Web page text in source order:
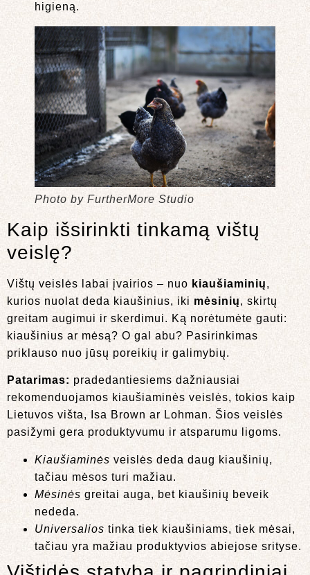
higieną.
Photo by FurtherMore Studio
Kaip išsirinkti tinkamą vištų
veislę?
Vištų veislės labai įvairios – nuo kiaušiaminių,
kurios nuolat deda kiaušinius, iki mėsinių, skirtų
greitam augimui ir skerdimui. Ką norėtumėte gauti:
kiaušinius ar mėsą? O gal abu? Pasirinkimas
priklauso nuo jūsų poreikių ir galimybių.
Patarimas: pradedantiesiems dažniausiai
rekomenduojamos kiaušiaminės veislės, tokios kaip
Lietuvos višta, Isa Brown ar Lohman. Šios veislės
pasižymi gera produktyvumu ir atsparumu ligoms.
Kiaušiaminės veislės deda daug kiaušinių,
tačiau mėsos turi mažiau.
Mėsinės greitai auga, bet kiaušinių beveik
nededa.
Universalios tinka tiek kiaušiniams, tiek mėsai,
tačiau yra mažiau produktyvios abiejose srityse.